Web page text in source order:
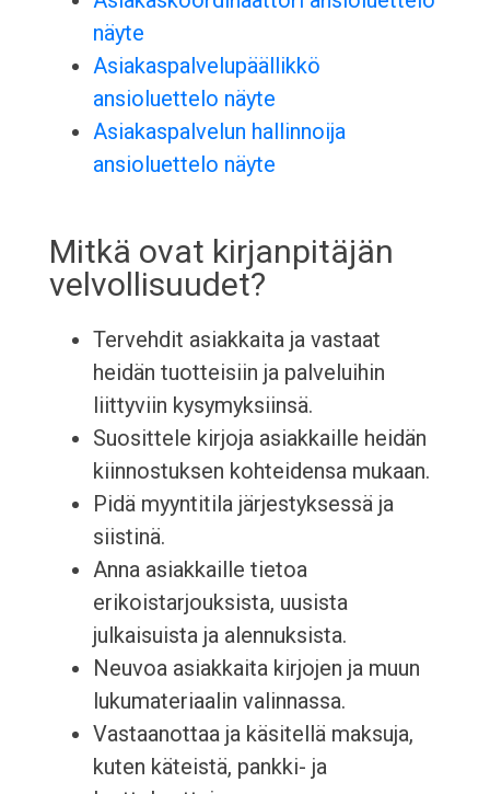
näyte
Asiakaspalvelupäällikkö
ansioluettelo näyte
Asiakaspalvelun hallinnoija
ansioluettelo näyte
Mitkä ovat kirjanpitäjän
velvollisuudet?
Tervehdit asiakkaita ja vastaat
heidän tuotteisiin ja palveluihin
liittyviin kysymyksiinsä.
Suosittele kirjoja asiakkaille heidän
kiinnostuksen kohteidensa mukaan.
Pidä myyntitila järjestyksessä ja
siistinä.
Anna asiakkaille tietoa
erikoistarjouksista, uusista
julkaisuista ja alennuksista.
Neuvoa asiakkaita kirjojen ja muun
lukumateriaalin valinnassa.
Vastaanottaa ja käsitellä maksuja,
kuten käteistä, pankki- ja